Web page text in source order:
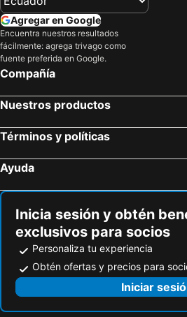
Hoteles en Nuevo Hampshire
Hoteles en Campania
Hoteles en Italia
Hoteles en Noruega
Agregar en Google
Encuentra nuestros resultados
fácilmente: agrega trivago como
fuente preferida en Google.
Compañía
Nuestros productos
Términos y políticas
Ayuda
Inicia sesión y obtén
exclusivos para socios
Personaliza tu experiencia
Obtén ofertas y precios para
Iniciar